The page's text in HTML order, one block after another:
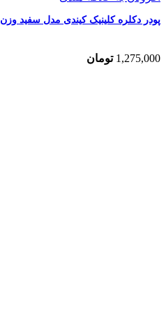
پودر دکلره کلینیک کیندی مدل سفید وزن 500 گرم
1,275,000 تومان